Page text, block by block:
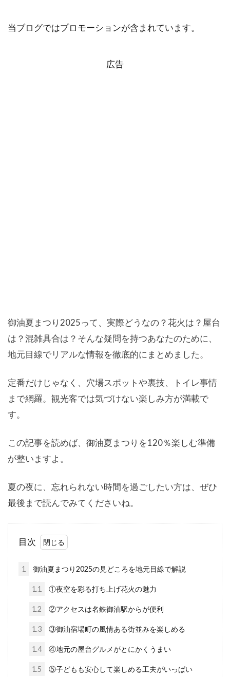
当ブログではプロモーションが含まれています。
広告
御油夏まつり2025って、実際どうなの？花火は？屋台
は？混雑具合は？そんな疑問を持つあなたのために、
地元目線でリアルな情報を徹底的にまとめました。
定番だけじゃなく、穴場スポットや裏技、トイレ事情
まで網羅。観光客では気づけない楽しみ方が満載で
す。
この記事を読めば、御油夏まつりを120％楽しむ準備
が整いますよ。
夏の夜に、忘れられない時間を過ごしたい方は、ぜひ
最後まで読んでみてくださいね。
目次
1 御油夏まつり2025の見どころを地元目線で解説
1.1 ①夜空を彩る打ち上げ花火の魅力
1.2 ②アクセスは名鉄御油駅からが便利
1.3 ③御油宿場町の風情ある街並みを楽しめる
1.4 ④地元の屋台グルメがとにかくうまい
1.5 ⑤子どもも安心して楽しめる工夫がいっぱい